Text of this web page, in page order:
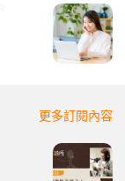
更多訂閱內容